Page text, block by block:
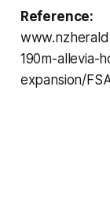
Reference:
190m-allevia-
expansion/